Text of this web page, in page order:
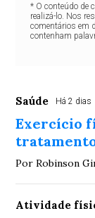
* O conteúdo de
realizá-lo. Nos
comentários em
contenham
Saúde Há 2 dias
Exercício
Por Robinson
Atividade